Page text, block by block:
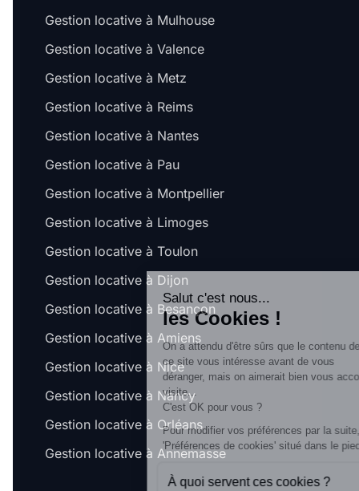
Gestion locative à Mulhouse
Gestion locative à Valence
Gestion locative à Metz
Gestion locative à Reims
Gestion locative à Nantes
Gestion locative à Pau
Gestion locative à Montpellier
Gestion locative à Limoges
Gestion locative à Toulon
Gestion locative à Dijon
Gestion locative à Besançon
Gestion locative à Amiens
Gestion locative à Nice
Gestion locative à Nancy
Gestion locative à Orléans
Gestion locative à Annemasse
les Cookies !
On a attendu d'être sûrs que le contenu de
ce site vous intéresse avant de vous
déranger, mais on aimerait bien vous accompagner pendant votre
visite...
Pour modifier vos préférences par la suite, cliquez sur le lien
'Préférences de cookies' situé dans le pied de page.
À quoi servent ces cookies ?